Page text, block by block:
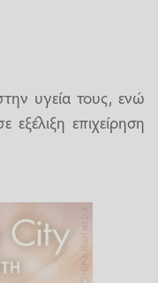
υγεία τους, ενώ
επιχείρηση